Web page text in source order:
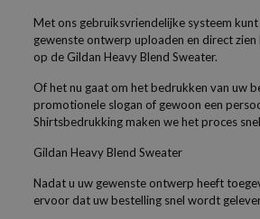
Met ons gebruiksvriendelijke systeem
gewenste ontwerp uploaden en direct zien
op de Gildan Heavy Blend Sweater.
Of het nu gaat om het bedrukken van uw
promotionele slogan of gewoon een
Shirtsbedrukking maken we het proces
Gildan Heavy Blend Sweater
Nadat u uw gewenste ontwerp heeft
ervoor dat uw bestelling snel wordt